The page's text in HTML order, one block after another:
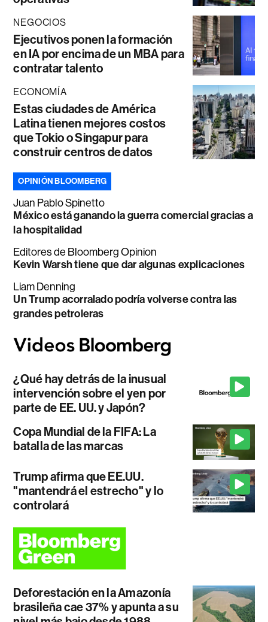
NEGOCIOS
Ejecutivos ponen la formación
en IA por encima de un MBA para
contratar talento
ECONOMÍA
Estas ciudades de América
Latina tienen mejores costos
que Tokio o Singapur para
construir centros de datos
OPINIÓN BLOOMBERG
Juan Pablo Spinetto
México está ganando la guerra comercial gracias a
la hospitalidad
Editores de Bloomberg Opinion
Kevin Warsh tiene que dar algunas explicaciones
Liam Denning
Un Trump acorralado podría volverse contra las
grandes petroleras
¿Qué hay detrás de la inusual
intervención sobre el yen por
parte de EE. UU. y Japón?
Copa Mundial de la FIFA: La
batalla de las marcas
Trump afirma que EE.UU.
"mantendrá el estrecho" y lo
controlará
Deforestación en la Amazonía
brasileña cae 37% y apunta a su